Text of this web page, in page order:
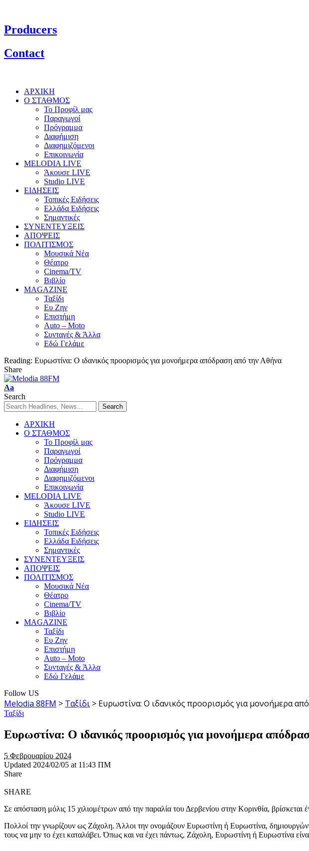
Producers
Contact
ΑΡΧΙΚΗ
Ο ΣΤΑΘΜΟΣ
Το Προφίλ μας
Παραγωγοί
Πρόγραμμα
Διαφήμιση
Διαφημιζόμενοι
Επικοινωνία
MELODIA LIVE
Άκουσε LIVE
Studio LIVE
ΕΙΔΗΣΕΙΣ
Τοπικές Ειδήσεις
Ελλάδα Ειδήσεις
Σημαντικές
ΣΥΝΕΝΤΕΥΞΕΙΣ
ΑΠΟΨΕΙΣ
ΠΟΛΙΤΙΣΜΟΣ
Μουσικά Νέα
Θέατρο
Cinema/TV
Βιβλίο
MAGAZINE
Ταξίδι
Ευ Ζην
Επιστήμη
Auto – Moto
Συνταγές & Άλλα
Εδώ Γελάμε
Reading: Ευρωστίνα: Ο ιδανικός προορισμός για μονοήμερα απόδραση από την Αθήνα
Share
Aa
Search
ΑΡΧΙΚΗ
Ο ΣΤΑΘΜΟΣ
Το Προφίλ μας
Παραγωγοί
Πρόγραμμα
Διαφήμιση
Διαφημιζόμενοι
Επικοινωνία
MELODIA LIVE
Άκουσε LIVE
Studio LIVE
ΕΙΔΗΣΕΙΣ
Τοπικές Ειδήσεις
Ελλάδα Ειδήσεις
Σημαντικές
ΣΥΝΕΝΤΕΥΞΕΙΣ
ΑΠΟΨΕΙΣ
ΠΟΛΙΤΙΣΜΟΣ
Μουσικά Νέα
Θέατρο
Cinema/TV
Βιβλίο
MAGAZINE
Ταξίδι
Ευ Ζην
Επιστήμη
Auto – Moto
Συνταγές & Άλλα
Εδώ Γελάμε
Follow US
Melodia 88FM > Ταξίδι > Ευρωστίνα: Ο ιδανικός προορισμός για μονοήμερα
Ταξίδι
Ευρωστίνα: Ο ιδανικός προορισμός για μονοήμερα
5 Φεβρουαρίου 2024
Updated 2024/02/05 at 11:43 ΠΜ
Share
SHARE
Σε απόσταση μόλις 15 χιλιομέτρων από την παραλία του Δερβενίου στην Κορινθία,
Πολλοί την γνωρίζουν ως Ζάχολη. Άλλοι την ονομάζουν Ευρωστίνη ή Ευρωστίνα,
τους να μην το έχει καταλάβει. Όπως και να έχει πάντως, Ζάχολη, Ευρωστίνη ή Ευρωστίνα